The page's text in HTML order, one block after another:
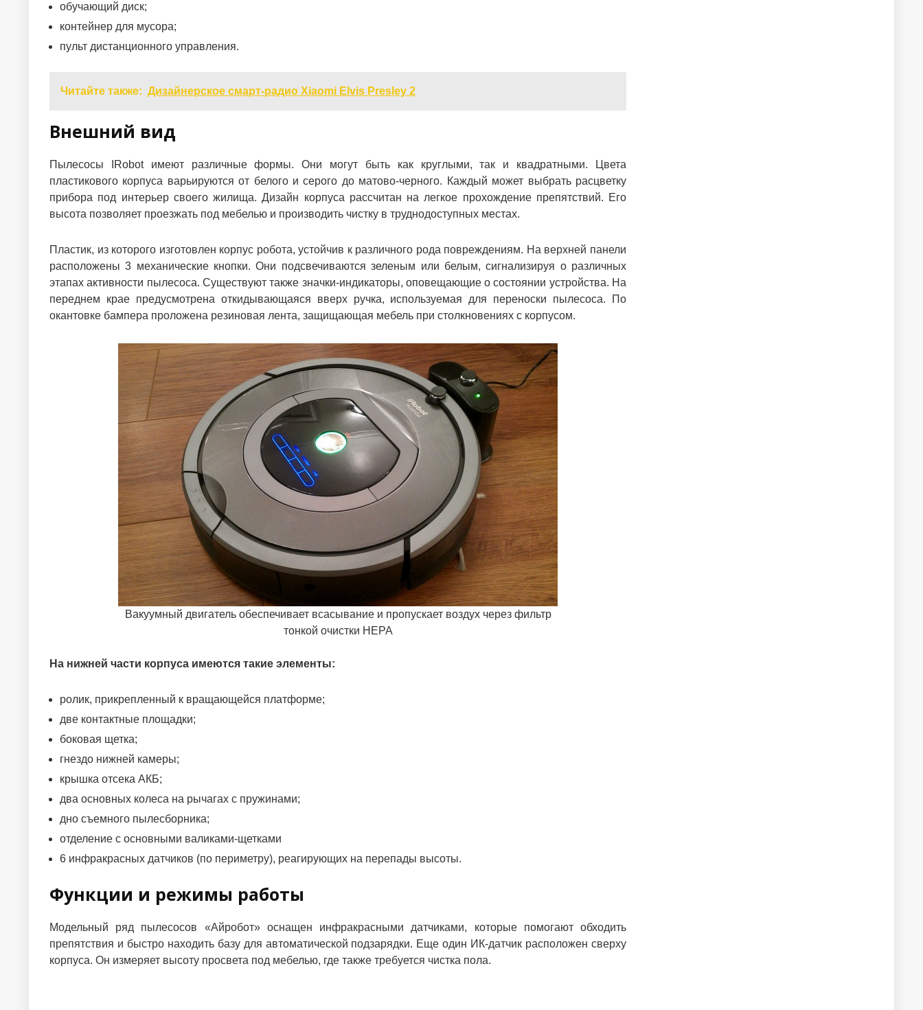
обучающий диск;
контейнер для мусора;
пульт дистанционного управления.
Читайте также: Дизайнерское смарт-радио Xiaomi Elvis Presley 2
Внешний вид
Пылесосы IRobot имеют различные формы. Они могут быть как круглыми, так и квадратными. Цвета
пластикового корпуса варьируются от белого и серого до матово-черного. Каждый может выбрать расцветку
прибора под интерьер своего жилища. Дизайн корпуса рассчитан на легкое прохождение препятствий. Его
высота позволяет проезжать под мебелью и производить чистку в труднодоступных местах.
Пластик, из которого изготовлен корпус робота, устойчив к различного рода повреждениям. На верхней панели
расположены 3 механические кнопки. Они подсвечиваются зеленым или белым, сигнализируя о различных
этапах активности пылесоса. Существуют также значки-индикаторы, оповещающие о состоянии устройства. На
переднем крае предусмотрена откидывающаяся вверх ручка, используемая для переноски пылесоса. По
окантовке бампера проложена резиновая лента, защищающая мебель при столкновениях с корпусом.
Вакуумный двигатель обеспечивает всасывание и пропускает воздух через фильтр
тонкой очистки HEPA
На нижней части корпуса имеются такие элементы:
ролик, прикрепленный к вращающейся платформе;
две контактные площадки;
боковая щетка;
гнездо нижней камеры;
крышка отсека АКБ;
два основных колеса на рычагах с пружинами;
дно съемного пылесборника;
отделение с основными валиками-щетками
6 инфракрасных датчиков (по периметру), реагирующих на перепады высоты.
Функции и режимы работы
Модельный ряд пылесосов «Айробот» оснащен инфракрасными датчиками, которые помогают обходить
препятствия и быстро находить базу для автоматической подзарядки. Еще один ИК-датчик расположен сверху
корпуса. Он измеряет высоту просвета под мебелью, где также требуется чистка пола.